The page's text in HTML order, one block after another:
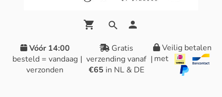
Vóór 14:00
besteld = vandaag
verzonden
|
Gratis
verzending vanaf
€65 in NL & DE
|
Veilig betalen
met